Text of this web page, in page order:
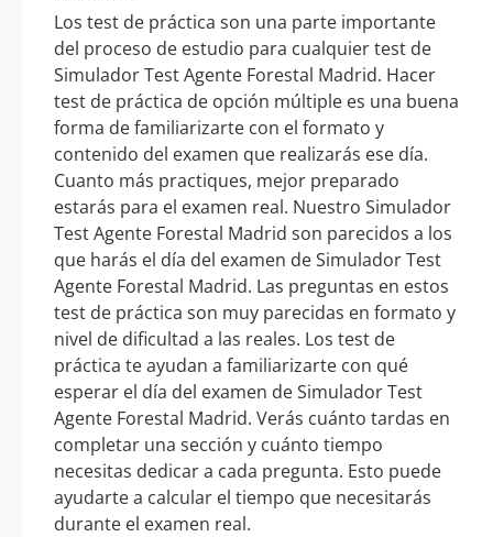
Los test de práctica son una parte importante
del proceso de estudio para cualquier test de
Simulador Test Agente Forestal Madrid. Hacer
test de práctica de opción múltiple es una buena
forma de familiarizarte con el formato y
contenido del examen que realizarás ese día.
Cuanto más practiques, mejor preparado
estarás para el examen real. Nuestro Simulador
Test Agente Forestal Madrid son parecidos a los
que harás el día del examen de Simulador Test
Agente Forestal Madrid. Las preguntas en estos
test de práctica son muy parecidas en formato y
nivel de dificultad a las reales. Los test de
práctica te ayudan a familiarizarte con qué
esperar el día del examen de Simulador Test
Agente Forestal Madrid. Verás cuánto tardas en
completar una sección y cuánto tiempo
necesitas dedicar a cada pregunta. Esto puede
ayudarte a calcular el tiempo que necesitarás
durante el examen real.